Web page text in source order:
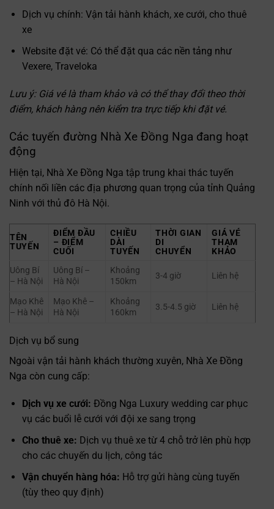
Dịch vụ chính: Vận tải hành khách, xe cưới, cho thuê
xe
Website đặt vé: Có thể đặt qua các nền tảng như
Vexere, Traveloka
Lưu ý: Giá vé là tham khảo và có thể thay đổi theo thời
điểm, khách hàng nên kiểm tra trực tiếp khi đặt vé.
Các tuyến đường Nhà Xe Đồng Nga đang hoạt
động
Hiện tại, Nhà Xe Đồng Nga tập trung khai thác tuyến
chính nối liền các địa phương quan trọng của tỉnh Quảng
Ninh với thủ đô Hà Nội.
TÊN
TUYẾN
ĐIỂM ĐẦU
– ĐIỂM
CUỐI
CHIỀU
DÀI
TUYẾN
THỜI GIAN
DI
CHUYỂN
GIÁ VÉ
THAM
KHẢO
Uông Bí
– Hà Nội
Uông Bí –
Hà Nội
Khoảng
150km
3-4 giờ Liên hệ
Mạo Khê
– Hà Nội
Mạo Khê –
Hà Nội
Khoảng
160km
3.5-4.5 giờ Liên hệ
Dịch vụ bổ sung
Ngoài vận tải hành khách thường xuyên, Nhà Xe Đồng
Nga còn cung cấp:
Dịch vụ xe cưới: Đồng Nga Luxury wedding car phục
vụ các buổi lễ cưới với đội xe sang trọng
Cho thuê xe: Dịch vụ thuê xe từ 4 chỗ trở lên phù hợp
cho các chuyến du lịch, công tác
Vận chuyển hàng hóa: Hỗ trợ gửi hàng cùng tuyến
(tùy theo quy định)